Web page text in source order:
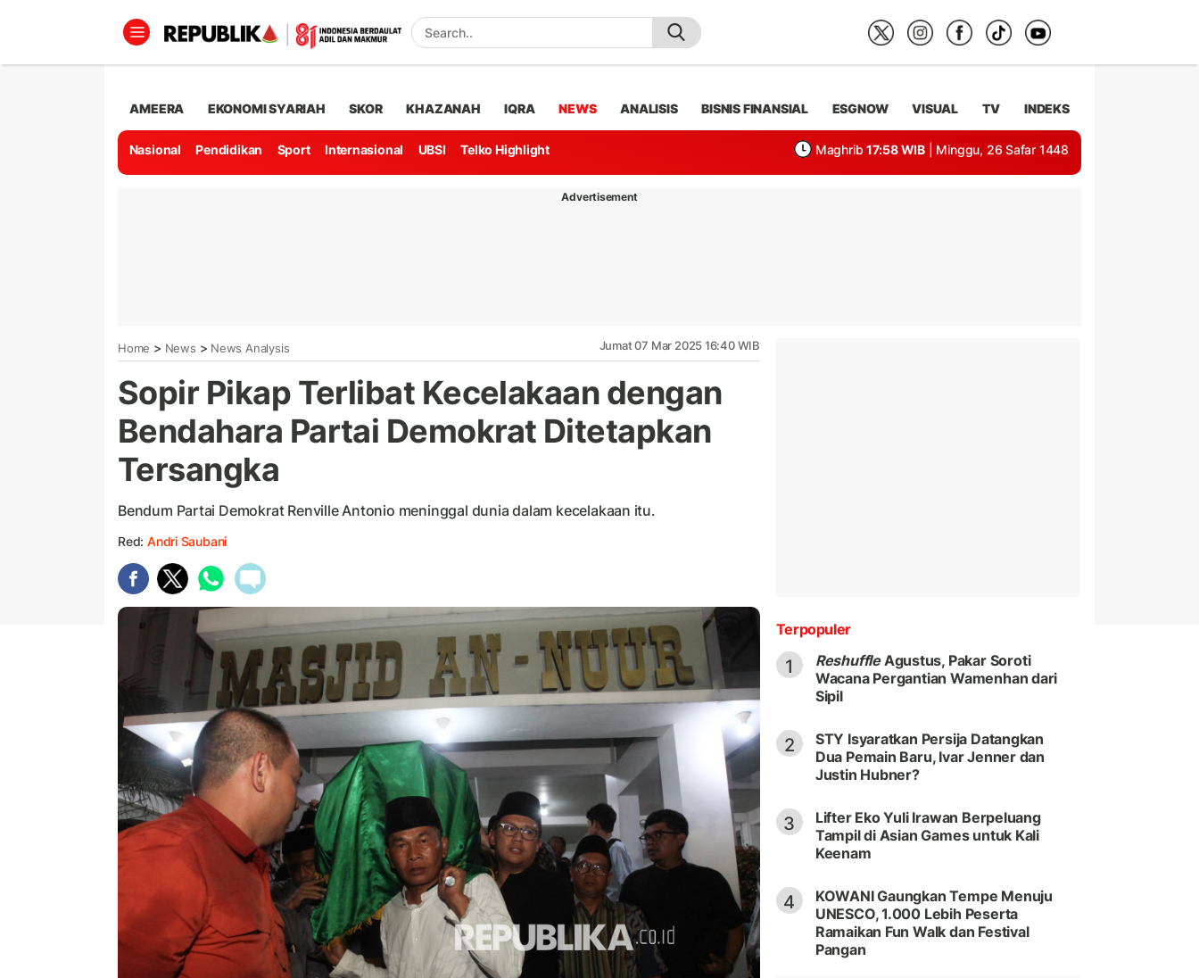
AMEERA EKONOMI SYARIAH SKOR KHAZANAH IQRA NEWS ANALISIS BISNIS FINANSIAL ESGNOW VISUAL TV INDEKS
Nasional Pendidikan Sport Internasional UBSI Telko Highlight Maghrib 17:58 WIB | Minggu, 26 Safar 1448
Advertisement
Home > News > News Analysis Jumat 07 Mar 2025 16:40 WIB
Sopir Pikap Terlibat Kecelakaan dengan
Bendahara Partai Demokrat Ditetapkan
Tersangka
Bendum Partai Demokrat Renville Antonio meninggal dunia dalam kecelakaan itu.
Red: Andri Saubani
Terpopuler
1 ReshuffleAgustus, Pakar Soroti
Wacana Pergantian Wamenhan dari
Sipil
2
STY Isyaratkan Persija Datangkan
Dua Pemain Baru, Ivar Jenner dan
Justin Hubner?
3
Lifter Eko Yuli Irawan Berpeluang
Tampil di Asian Games untuk Kali
Keenam
4
KOWANI Gaungkan Tempe Menuju
UNESCO, 1.000 Lebih Peserta
Ramaikan Fun Walk dan Festival
Pangan